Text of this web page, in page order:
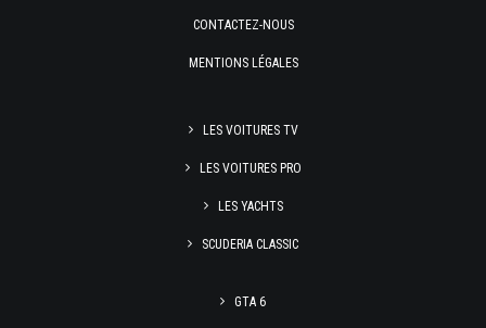
CONTACTEZ-NOUS
MENTIONS LÉGALES
LES VOITURES TV
LES VOITURES PRO
LES YACHTS
SCUDERIA CLASSIC
GTA 6